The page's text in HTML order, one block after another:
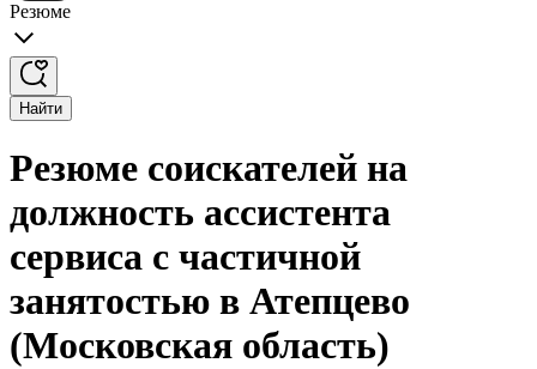
Резюме
Найти
Резюме соискателей на
должность ассистента
сервиса с частичной
занятостью в Атепцево
(Московская область)